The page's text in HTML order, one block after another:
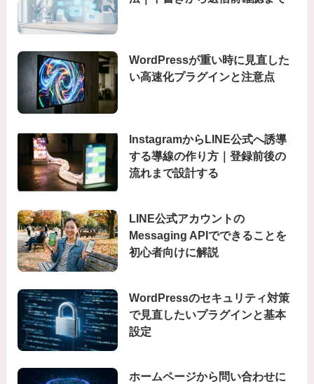
WordPressが重い時に見直した
い高速化プラグインと注意点
InstagramからLINE公式へ誘導
する導線の作り方｜登録前後の
流れまで設計する
LINE公式アカウントの
Messaging APIでできることを
初心者向けに解説
WordPressのセキュリティ対策
で見直したいプラグインと基本
設定
ホームページから問い合わせに